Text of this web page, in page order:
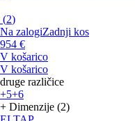
(2)
Na zalogiZadnji kos
954 €
V košarico
V košarico
druge različice
+5+6
+ Dimenzije (2)